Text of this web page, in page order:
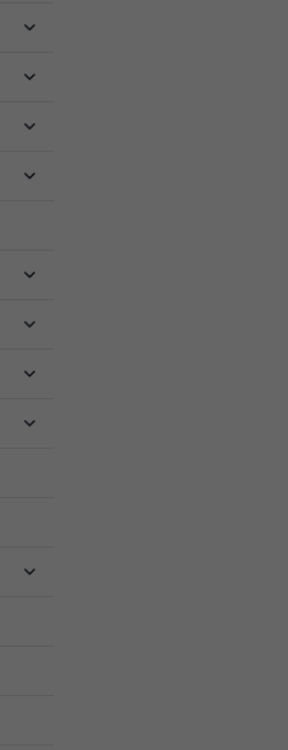








